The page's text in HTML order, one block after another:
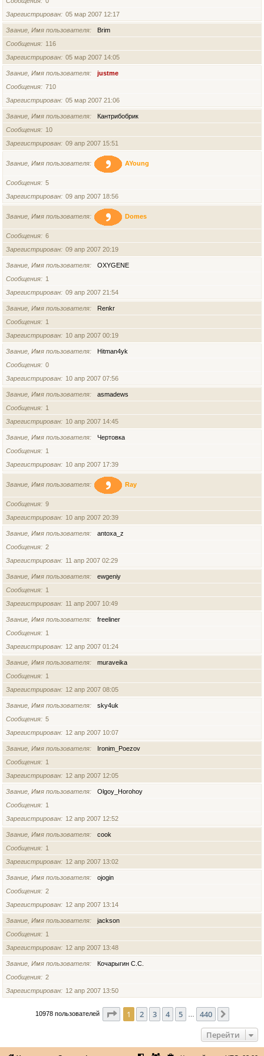
Зарегистрирован
05 мар 2007 12:17
Звание, Имя пользователя
Brim
Сообщения
116
Зарегистрирован
05 мар 2007 14:05
Звание, Имя пользователя
justme
Сообщения
710
Зарегистрирован
05 мар 2007 21:06
Звание, Имя пользователя
Кантрибобрик
Сообщения
10
Зарегистрирован
09 апр 2007 15:51
Звание, Имя пользователя AYoung
Сообщения
5
Зарегистрирован
09 апр 2007 18:56
Звание, Имя пользователя Domes
Сообщения
6
Зарегистрирован
09 апр 2007 20:19
Звание, Имя пользователя
OXYGENE
Сообщения
1
Зарегистрирован
09 апр 2007 21:54
Звание, Имя пользователя
Renkr
Сообщения
1
Зарегистрирован
10 апр 2007 00:19
Звание, Имя пользователя
Hitman4yk
Сообщения
0
Зарегистрирован
10 апр 2007 07:56
Звание, Имя пользователя
asmadews
Сообщения
1
Зарегистрирован
10 апр 2007 14:45
Звание, Имя пользователя
Чертовка
Сообщения
1
Зарегистрирован
10 апр 2007 17:39
Звание, Имя пользователя Ray
Сообщения
9
Зарегистрирован
10 апр 2007 20:39
Звание, Имя пользователя
antoxa_z
Сообщения
2
Зарегистрирован
11 апр 2007 02:29
Звание, Имя пользователя
ewgeniy
Сообщения
1
Зарегистрирован
11 апр 2007 10:49
Звание, Имя пользователя
freeliner
Сообщения
1
Зарегистрирован
12 апр 2007 01:24
Звание, Имя пользователя
muraveika
Сообщения
1
Зарегистрирован
12 апр 2007 08:05
Звание, Имя пользователя
sky4uk
Сообщения
5
Зарегистрирован
12 апр 2007 10:07
Звание, Имя пользователя
Ironim_Poezov
Сообщения
1
Зарегистрирован
12 апр 2007 12:05
Звание, Имя пользователя
Olgoy_Horohoy
Сообщения
1
Зарегистрирован
12 апр 2007 12:52
Звание, Имя пользователя
cook
Сообщения
1
Зарегистрирован
12 апр 2007 13:02
Звание, Имя пользователя
ojogin
Сообщения
2
Зарегистрирован
12 апр 2007 13:14
Звание, Имя пользователя
jackson
Сообщения
1
Зарегистрирован
12 апр 2007 13:48
Звание, Имя пользователя
Кочарыгин С.С.
Сообщения
2
Зарегистрирован
12 апр 2007 13:50
10978 пользователей Страница из 440
1 2 3 4 5 440
Перейти